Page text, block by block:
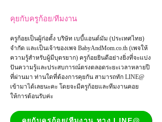
คุยกับครูก้อย/ทีมงาน
ครูก้อยเป็นผู้ก่อตั้ง บริษัท เบบี้แอนด์มัม (ประเทศไทย)
จำกัด และเป็นเจ้าของเพจ BabyAndMom.co.th (เพจให้
ความรู้สำหรับผู้มีบุตรยาก) ครูก้อยยินดีอย่างยิ่งที่จะแบ่ง
ปันความรู้และประสบการณ์ตรงตลอดระยะเวลาหลายปี
ที่ผ่านมา ท่านใดที่ต้องการคุยกัน สามารถทัก LINE@
เข้ามาได้เลยนะคะ โดยจะมีครูก้อยและทีมงานคอย
ให้การต้อนรับค่ะ